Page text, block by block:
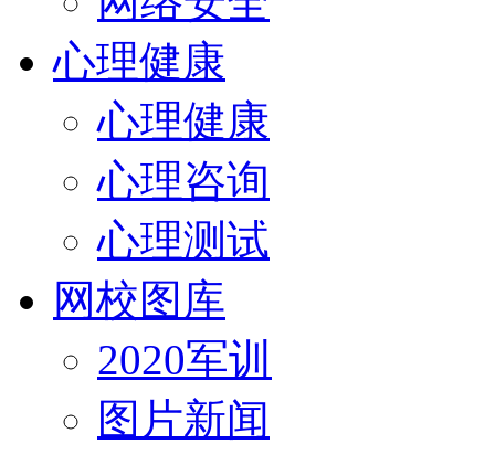
心理健康
心理健康
心理咨询
心理测试
网校图库
2020军训
图片新闻